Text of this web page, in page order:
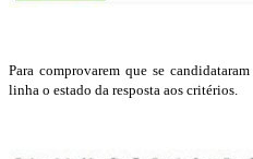
Para comprovarem que se
linha o estado da resposta aos critérios.